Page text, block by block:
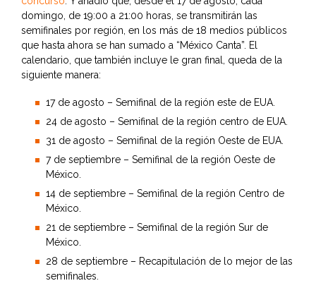
domingo, de 19:00 a 21:00 horas, se transmitirán las
semifinales por región, en los más de 18 medios públicos
que hasta ahora se han sumado a “México Canta”. El
calendario, que también incluye le gran final, queda de la
siguiente manera:
17 de agosto – Semifinal de la región este de EUA.
24 de agosto – Semifinal de la región centro de EUA.
31 de agosto – Semifinal de la región Oeste de EUA.
7 de septiembre – Semifinal de la región Oeste de
México.
14 de septiembre – Semifinal de la región Centro de
México.
21 de septiembre – Semifinal de la región Sur de
México.
28 de septiembre – Recapitulación de lo mejor de las
semifinales.